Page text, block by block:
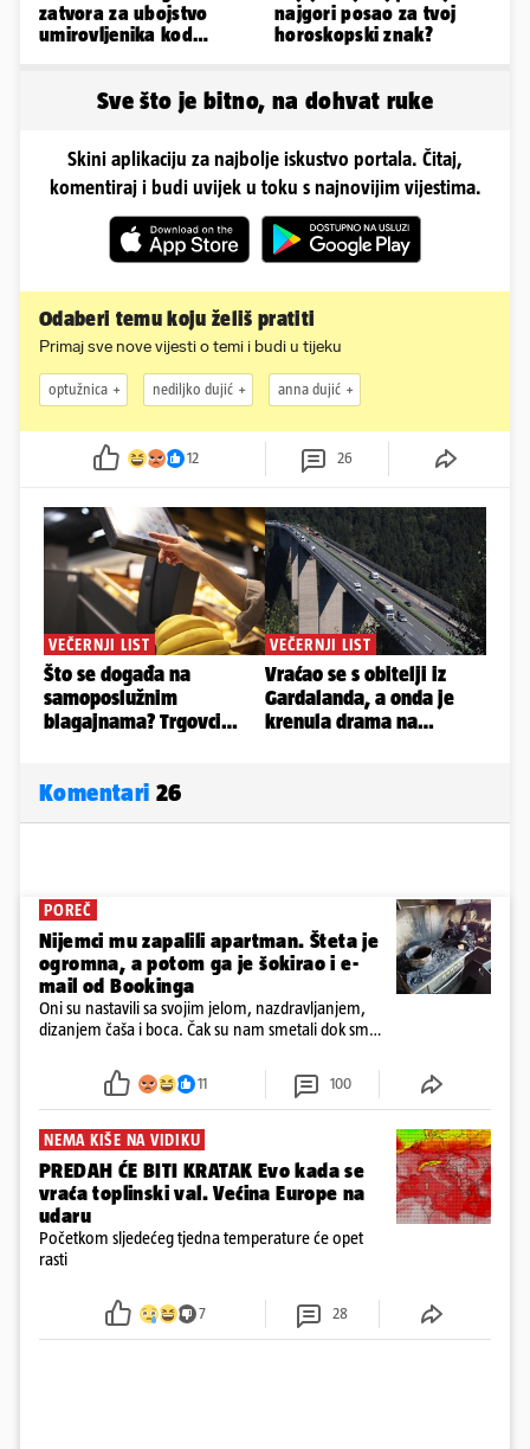
zatvora za ubojstvo
umirovljenika kod
najgori posao za tvoj
horoskopski znak?
Sve što je bitno, na dohvat ruke
Skini aplikaciju za najbolje iskustvo portala. Čitaj,
komentiraj i budi uvijek u toku s najnovijim vijestima.
Odaberi temu koju želiš pratiti
Primaj sve nove vijesti o temi i budi u tijeku
optužnica nediljko dujić anna dujić
12 26
Komentari 26
POREČ
Nijemci mu zapalili apartman. Šteta je
ogromna, a potom ga je šokirao i e-
mail od Bookinga
Oni su nastavili sa svojim jelom, nazdravljanjem,
dizanjem čaša i boca. Čak su nam smetali dok smo
požar, rekao je vlasnik
11 100
NEMA KIŠE NA VIDIKU
PREDAH ĆE BITI KRATAK Evo kada se
vraća toplinski val. Većina Europe na
udaru
Početkom sljedećeg tjedna temperature će opet
rasti
7 28